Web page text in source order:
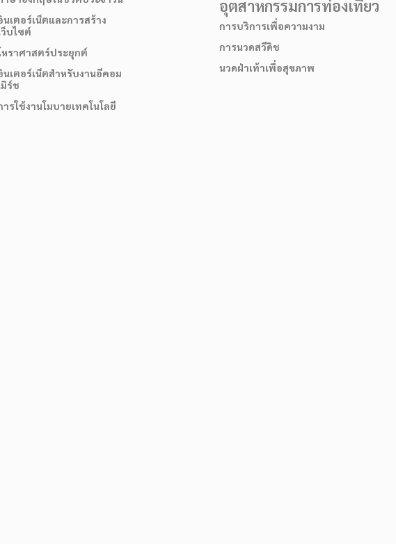
นเตอร์เน็ตและการสร้าง
ว็บไซต์
หราศาสตร์ประยุกต์
นเตอร์เน็ตสำหรับงานอีคอม
มิร์ช
ารใช้งานโมบายเทคโนโลยี
อุตสาหกรรมการท่องเที่ยว
การบริการเพื่อความงาม
การนวดสวีดิช
นวดฝ่าเท้าเพื่อสุขภาพ